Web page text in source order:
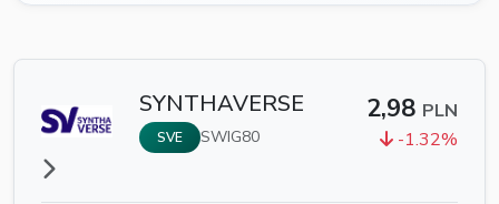
SYNTHAVERSE
SVE SWIG80
2,98 PLN
-1.32%